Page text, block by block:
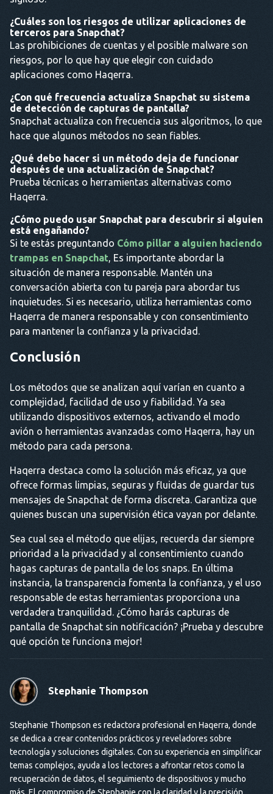
¿Cuáles son los riesgos de utilizar aplicaciones de
terceros para Snapchat?
Las prohibiciones de cuentas y el posible malware son
riesgos, por lo que hay que elegir con cuidado
aplicaciones como Haqerra.
¿Con qué frecuencia actualiza Snapchat su sistema
de detección de capturas de pantalla?
Snapchat actualiza con frecuencia sus algoritmos, lo que
hace que algunos métodos no sean fiables.
¿Qué debo hacer si un método deja de funcionar
después de una actualización de Snapchat?
Prueba técnicas o herramientas alternativas como
Haqerra.
¿Cómo puedo usar Snapchat para descubrir si alguien
está engañando?
Si te estás preguntando Cómo pillar a alguien haciendo
trampas en Snapchat, Es importante abordar la
situación de manera responsable. Mantén una
conversación abierta con tu pareja para abordar tus
inquietudes. Si es necesario, utiliza herramientas como
Haqerra de manera responsable y con consentimiento
para mantener la confianza y la privacidad.
Conclusión
Los métodos que se analizan aquí varían en cuanto a
complejidad, facilidad de uso y fiabilidad. Ya sea
utilizando dispositivos externos, activando el modo
avión o herramientas avanzadas como Haqerra, hay un
método para cada persona.
Haqerra destaca como la solución más eficaz, ya que
ofrece formas limpias, seguras y fluidas de guardar tus
mensajes de Snapchat de forma discreta. Garantiza que
quienes buscan una supervisión ética vayan por delante.
Sea cual sea el método que elijas, recuerda dar siempre
prioridad a la privacidad y al consentimiento cuando
hagas capturas de pantalla de los snaps. En última
instancia, la transparencia fomenta la confianza, y el uso
responsable de estas herramientas proporciona una
verdadera tranquilidad. ¿Cómo harás capturas de
pantalla de Snapchat sin notificación? ¡Prueba y descubre
qué opción te funciona mejor!
Stephanie Thompson
Stephanie Thompson es redactora profesional en Haqerra, donde
se dedica a crear contenidos prácticos y reveladores sobre
tecnología y soluciones digitales. Con su experiencia en simplificar
temas complejos, ayuda a los lectores a afrontar retos como la
recuperación de datos, el seguimiento de dispositivos y mucho